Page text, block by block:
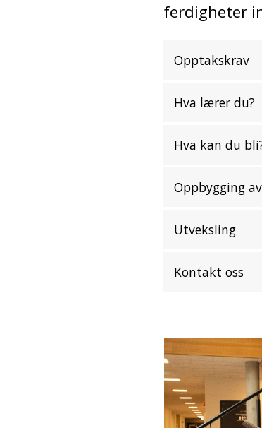
ferdigheter
Opptakskrav
Hva lærer du?
Hva kan du
Oppbygging
Utveksling
Kontakt oss